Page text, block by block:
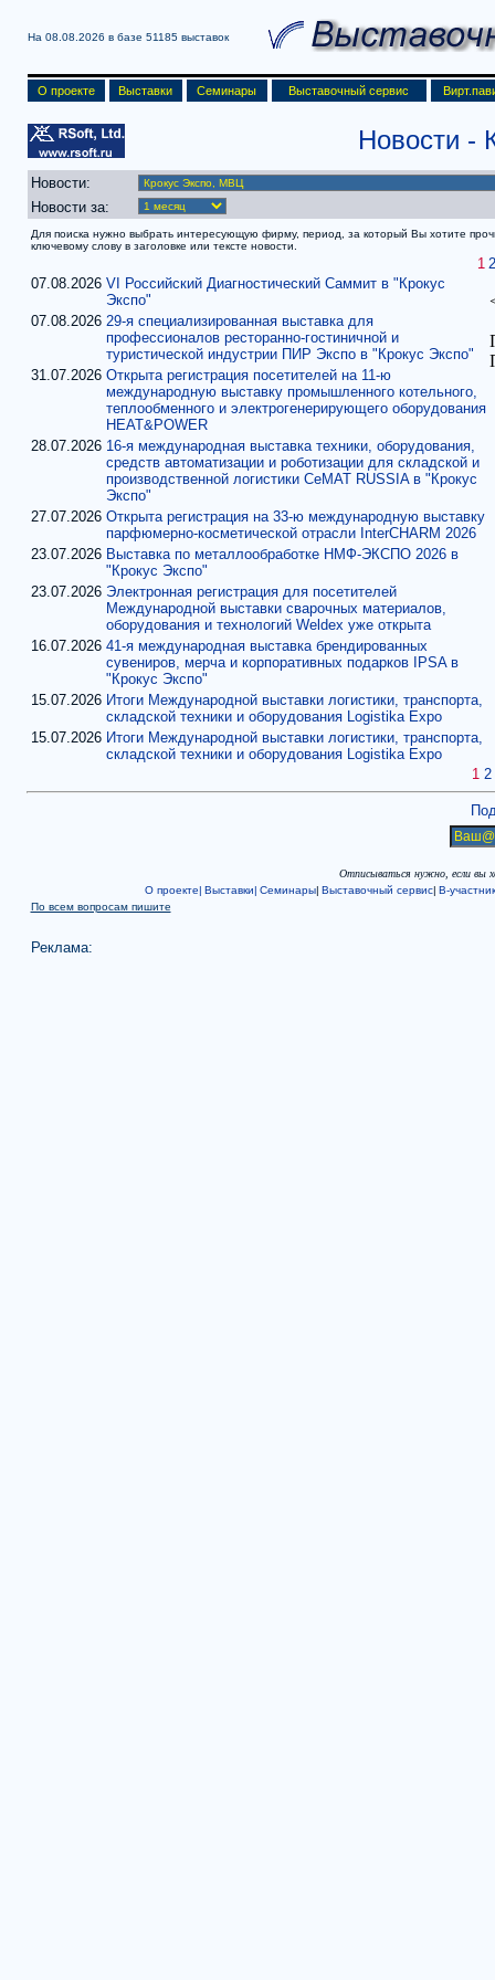
На 08.08.2026 в базе 51185 выставок
О проекте Выставки Семинары Выставочный сервис
Новости -
Новости:
Новости за:
Для поиска нужно выбрать интересующую фирму, период, за который Вы хотите
ключевому слову в заголовке или тексте новости.
1 2
07.08.2026 VI Российский Диагностический Саммит в "Крокус
Экспо"
07.08.2026 29-я специализированная выставка для
профессионалов ресторанно-гостиничной и
туристической индустрии ПИР Экспо в "Крокус Экспо"
31.07.2026 Открыта регистрация посетителей на 11-ю
международную выставку промышленного котельного,
теплообменного и электрогенерирующего оборудования
HEAT&POWER
28.07.2026 16-я международная выставка техники, оборудования,
средств автоматизации и роботизации для складской и
производственной логистики CeMAT RUSSIA в "Крокус
Экспо"
27.07.2026 Открыта регистрация на 33-ю международную выставку
парфюмерно-косметической отрасли InterCHARM 2026
23.07.2026 Выставка по металлообработке НМФ-ЭКСПО 2026 в
"Крокус Экспо"
23.07.2026 Электронная регистрация для посетителей
Международной выставки сварочных материалов,
оборудования и технологий Weldex уже открыта
16.07.2026 41-я международная выставка брендированных
сувениров, мерча и корпоративных подарков IPSA в
"Крокус Экспо"
15.07.2026 Итоги Международной выставки логистики, транспорта,
складской техники и оборудования Logistika Expo
15.07.2026 Итоги Международной выставки логистики, транспорта,
складской техники и оборудования Logistika Expo
1 2
Отписываться нужно, если вы
О проекте| Выставки| Семинары| Выставочный сервис| В-
По всем вопросам пишите
Реклама: